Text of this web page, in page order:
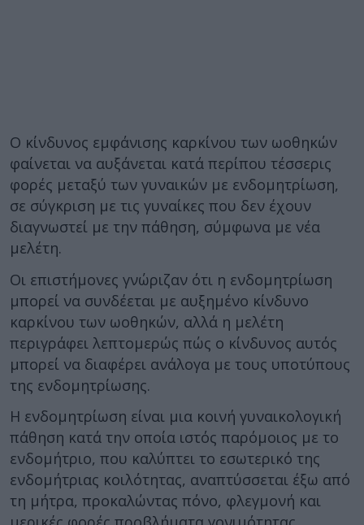
Ο κίνδυνος εμφάνισης καρκίνου των ωοθηκών
φαίνεται να αυξάνεται κατά περίπου τέσσερις
φορές μεταξύ των γυναικών με ενδομητρίωση,
σε σύγκριση με τις γυναίκες που δεν έχουν
διαγνωστεί με την πάθηση, σύμφωνα με νέα
μελέτη.
Οι επιστήμονες γνώριζαν ότι η ενδομητρίωση
μπορεί να συνδέεται με αυξημένο κίνδυνο
καρκίνου των ωοθηκών, αλλά η μελέτη
περιγράφει λεπτομερώς πώς ο κίνδυνος αυτός
μπορεί να διαφέρει ανάλογα με τους υποτύπους
της ενδομητρίωσης.
Η ενδομητρίωση είναι μια κοινή γυναικολογική
πάθηση κατά την οποία ιστός παρόμοιος με το
ενδομήτριο, που καλύπτει το εσωτερικό της
ενδομήτριας κοιλότητας, αναπτύσσεται έξω από
τη μήτρα, προκαλώντας πόνο, φλεγμονή και